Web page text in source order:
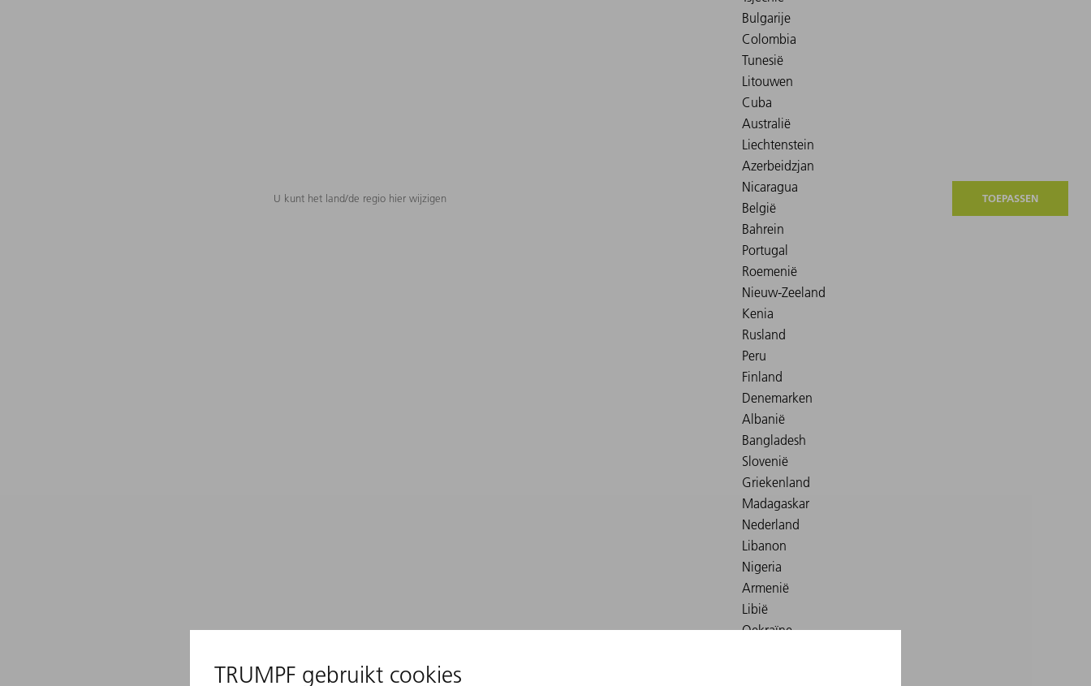
U kunt het land/de regio hier wijzigen TOEPASSEN